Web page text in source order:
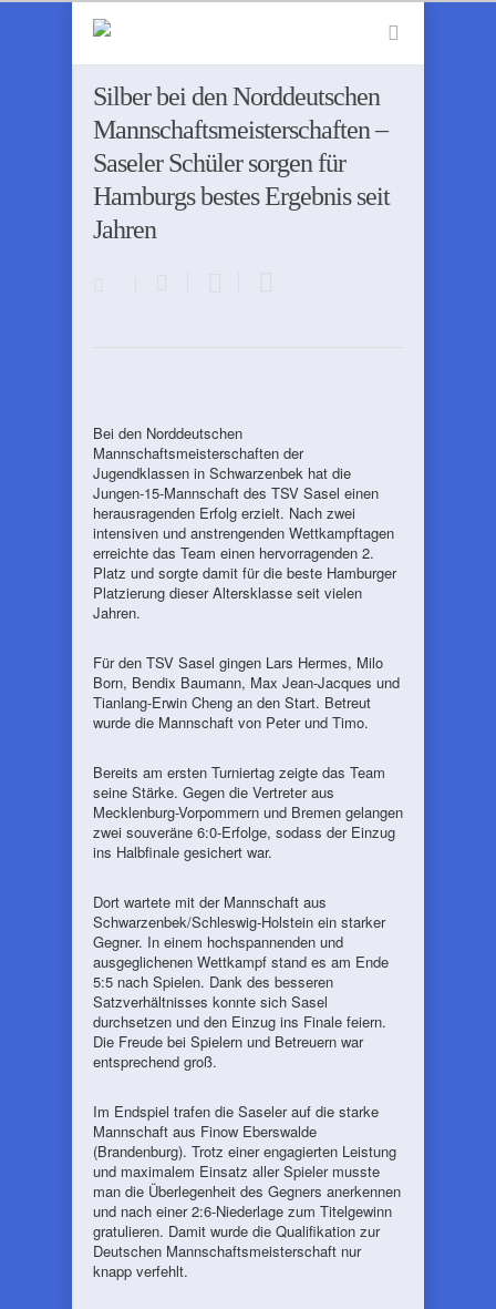
Silber bei den Norddeutschen
Mannschaftsmeisterschaften –
Saseler Schüler sorgen für
Hamburgs bestes Ergebnis seit
Jahren
Bei den Norddeutschen
Mannschaftsmeisterschaften der
Jugendklassen in Schwarzenbek hat die
Jungen-15-Mannschaft des TSV Sasel einen
herausragenden Erfolg erzielt. Nach zwei
intensiven und anstrengenden Wettkampftagen
erreichte das Team einen hervorragenden 2.
Platz und sorgte damit für die beste Hamburger
Platzierung dieser Altersklasse seit vielen
Jahren.
Für den TSV Sasel gingen Lars Hermes, Milo
Born, Bendix Baumann, Max Jean-Jacques und
Tianlang-Erwin Cheng an den Start. Betreut
wurde die Mannschaft von Peter und Timo.
Bereits am ersten Turniertag zeigte das Team
seine Stärke. Gegen die Vertreter aus
Mecklenburg-Vorpommern und Bremen gelangen
zwei souveräne 6:0-Erfolge, sodass der Einzug
ins Halbfinale gesichert war.
Dort wartete mit der Mannschaft aus
Schwarzenbek/Schleswig-Holstein ein starker
Gegner. In einem hochspannenden und
ausgeglichenen Wettkampf stand es am Ende
5:5 nach Spielen. Dank des besseren
Satzverhältnisses konnte sich Sasel
durchsetzen und den Einzug ins Finale feiern.
Die Freude bei Spielern und Betreuern war
entsprechend groß.
Im Endspiel trafen die Saseler auf die starke
Mannschaft aus Finow Eberswalde
(Brandenburg). Trotz einer engagierten Leistung
und maximalem Einsatz aller Spieler musste
man die Überlegenheit des Gegners anerkennen
und nach einer 2:6-Niederlage zum Titelgewinn
gratulieren. Damit wurde die Qualifikation zur
Deutschen Mannschaftsmeisterschaft nur
knapp verfehlt.